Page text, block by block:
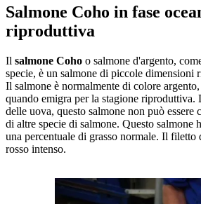
Salmone Coho in fase
riproduttiva
Il salmone Coho o salmone d'argento,
specie, è un salmone di piccole dimensioni
Il salmone è normalmente di colore
quando emigra per la stagione riproduttiva.
delle uova, questo salmone non può essere
di altre specie di salmone. Questo salmone
una percentuale di grasso normale. Il filetto
rosso intenso.